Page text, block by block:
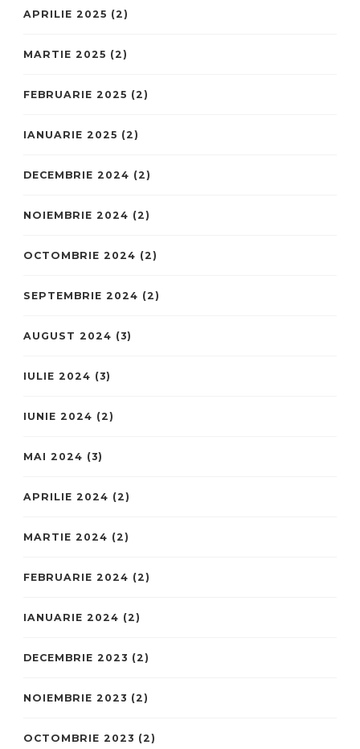
APRILIE 2025 (2)
MARTIE 2025 (2)
FEBRUARIE 2025 (2)
IANUARIE 2025 (2)
DECEMBRIE 2024 (2)
NOIEMBRIE 2024 (2)
OCTOMBRIE 2024 (2)
SEPTEMBRIE 2024 (2)
AUGUST 2024 (3)
IULIE 2024 (3)
IUNIE 2024 (2)
MAI 2024 (3)
APRILIE 2024 (2)
MARTIE 2024 (2)
FEBRUARIE 2024 (2)
IANUARIE 2024 (2)
DECEMBRIE 2023 (2)
NOIEMBRIE 2023 (2)
OCTOMBRIE 2023 (2)